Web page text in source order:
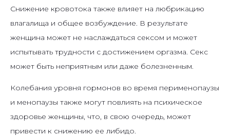
Снижение кровотока также влияет на любрикацию
влагалища и общее возбуждение. В результате
женщина может не наслаждаться сексом и может
испытывать трудности с достижением оргазма. Секс
может быть неприятным или даже болезненным.
Колебания уровня гормонов во время перименопаузы
и менопаузы также могут повлиять на психическое
здоровье женщины, что, в свою очередь, может
привести к снижению ее либидо.